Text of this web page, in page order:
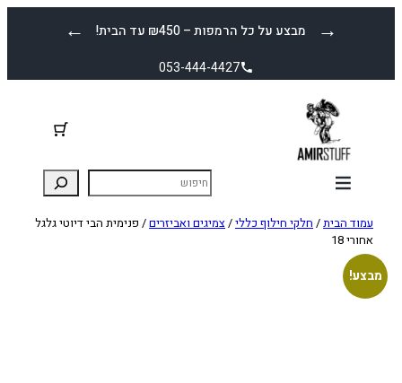
← מבצע על כל הרמפות – ₪450 עד הבית! →
053-444-4427
עמוד הבית/ חלקי חילוף כללי/ צמיגים ואביזרים/ פנימית הבי דיוטי גלגל
אחורי 18
מבצע!